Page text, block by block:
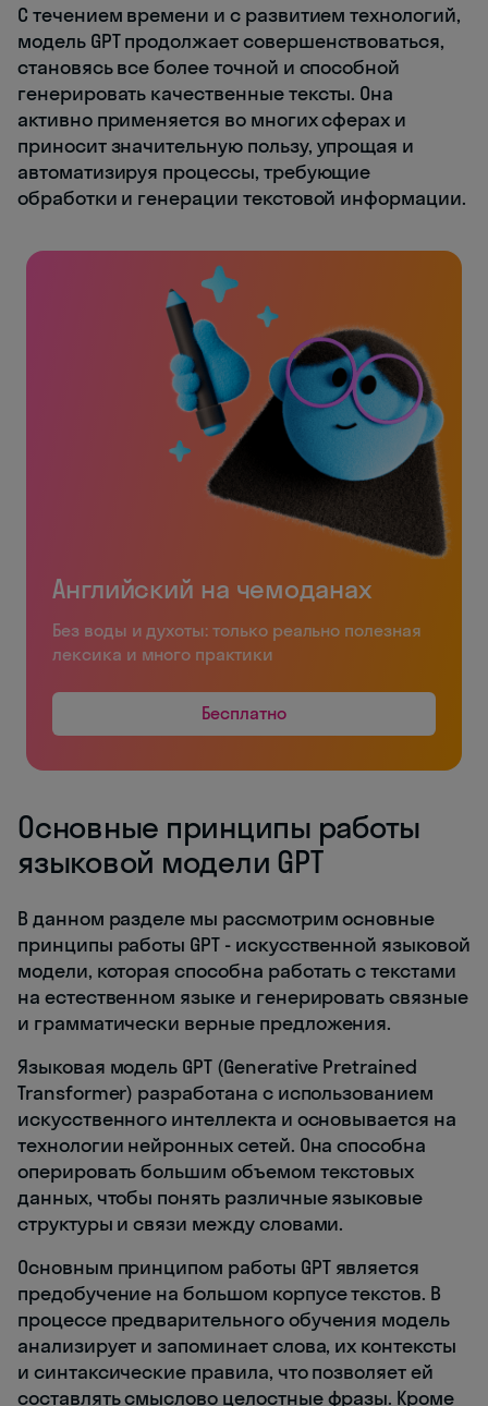
С течением времени и с развитием технологий,
модель GPT продолжает совершенствоваться,
становясь все более точной и способной
генерировать качественные тексты. Она
активно применяется во многих сферах и
приносит значительную пользу, упрощая и
автоматизируя процессы, требующие
обработки и генерации текстовой информации.
Английский на чемоданах
Без воды и духоты: только реально полезная
лексика и много практики
Бесплатно
Основные принципы работы
языковой модели GPT
В данном разделе мы рассмотрим основные
принципы работы GPT - искусственной языковой
модели, которая способна работать с текстами
на естественном языке и генерировать связные
и грамматически верные предложения.
Языковая модель GPT (Generative Pretrained
Transformer) разработана с использованием
искусственного интеллекта и основывается на
технологии нейронных сетей. Она способна
оперировать большим объемом текстовых
данных, чтобы понять различные языковые
структуры и связи между словами.
Основным принципом работы GPT является
предобучение на большом корпусе текстов. В
процессе предварительного обучения модель
анализирует и запоминает слова, их контексты
и синтаксические правила, что позволяет ей
составлять смыслово целостные фразы. Кроме